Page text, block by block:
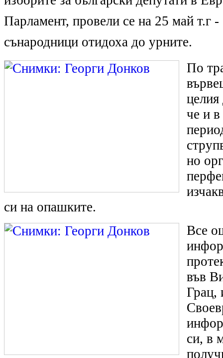
Парламент, провели се на 25 май т.г
сънародници отидоха до урните.
По
че и в
но
си на опашките.
Все
във
Грац,
си, в